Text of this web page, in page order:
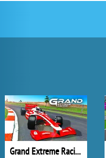
Grand Extreme Racing